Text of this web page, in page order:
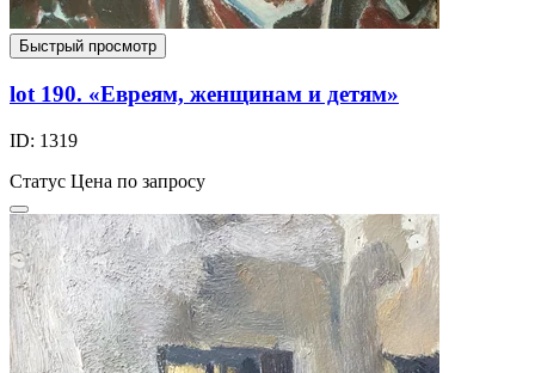
Быстрый просмотр
lot 190. «Евреям, женщинам и детям»
ID: 1319
Статус Цена по запросу